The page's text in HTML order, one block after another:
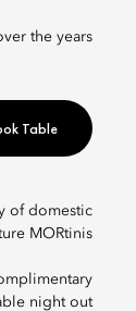
the years.
Table
of domestic
MORtinis.
night out.